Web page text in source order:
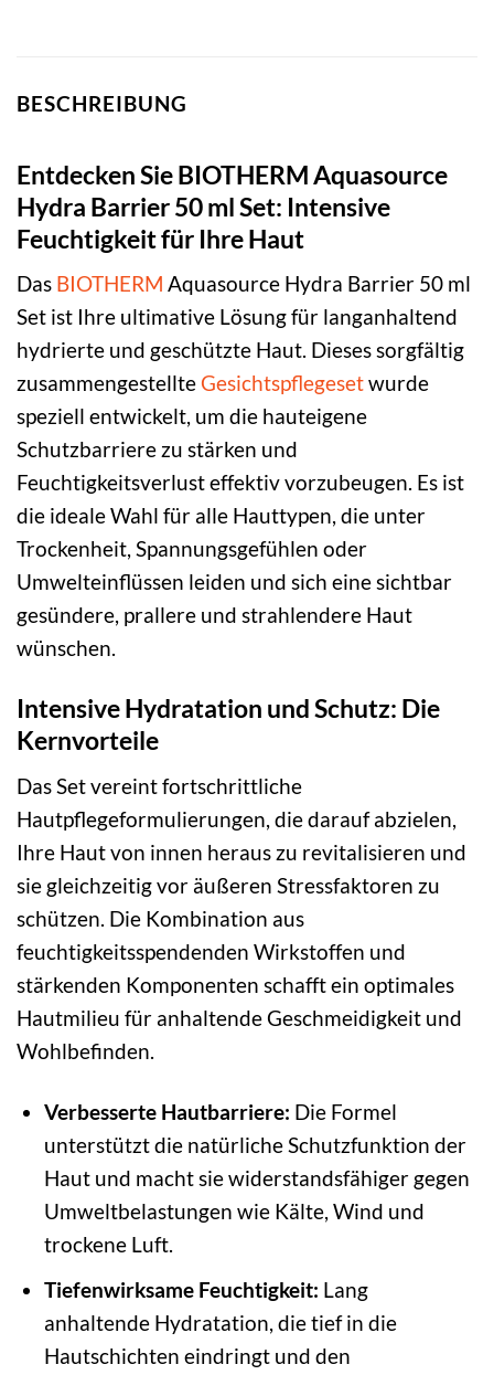
BESCHREIBUNG
Entdecken Sie BIOTHERM Aquasource
Hydra Barrier 50 ml Set: Intensive
Feuchtigkeit für Ihre Haut
Das BIOTHERM Aquasource Hydra Barrier 50 ml
Set ist Ihre ultimative Lösung für langanhaltend
hydrierte und geschützte Haut. Dieses sorgfältig
zusammengestellteGesichtspflegesetwurde
speziell entwickelt, um die hauteigene
Schutzbarriere zu stärken und
Feuchtigkeitsverlust effektiv vorzubeugen. Es ist
die ideale Wahl für alle Hauttypen, die unter
Trockenheit, Spannungsgefühlen oder
Umwelteinflüssen leiden und sich eine sichtbar
gesündere, prallere und strahlendere Haut
wünschen.
Intensive Hydratation und Schutz: Die
Kernvorteile
Das Set vereint fortschrittliche
Hautpflegeformulierungen, die darauf abzielen,
Ihre Haut von innen heraus zu revitalisieren und
sie gleichzeitig vor äußeren Stressfaktoren zu
schützen. Die Kombination aus
feuchtigkeitsspendenden Wirkstoffen und
stärkenden Komponenten schafft ein optimales
Hautmilieu für anhaltende Geschmeidigkeit und
Wohlbefinden.
Verbesserte Hautbarriere: Die Formel
unterstützt die natürliche Schutzfunktion der
Haut und macht sie widerstandsfähiger gegen
Umweltbelastungen wie Kälte, Wind und
trockene Luft.
Tiefenwirksame Feuchtigkeit: Lang
anhaltende Hydratation, die tief in die
Hautschichten eindringt und den